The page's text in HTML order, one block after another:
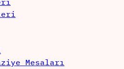
Mesaları